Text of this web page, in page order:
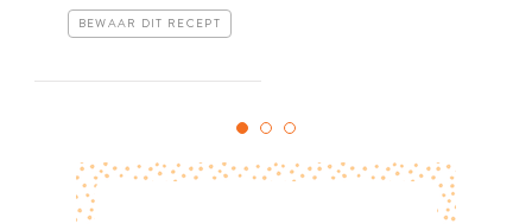
BEWAAR DIT RECEPT